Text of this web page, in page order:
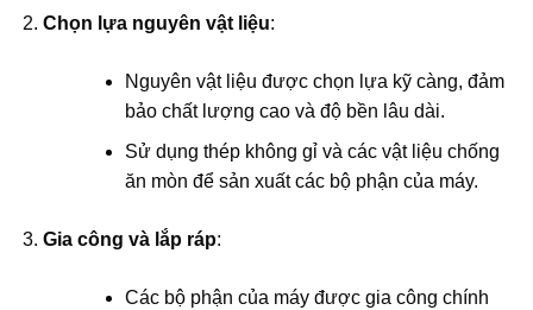
Chọn lựa nguyên vật liệu:
Nguyên vật liệu được chọn lựa kỹ càng, đảm
bảo chất lượng cao và độ bền lâu dài.
Sử dụng thép không gỉ và các vật liệu chống
ăn mòn để sản xuất các bộ phận của máy.
Gia công và lắp ráp:
Các bộ phận của máy được gia công chính